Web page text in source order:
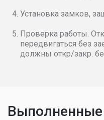
Установка замков,
Проверка работы.
передвигаться без
должны откр/закр.